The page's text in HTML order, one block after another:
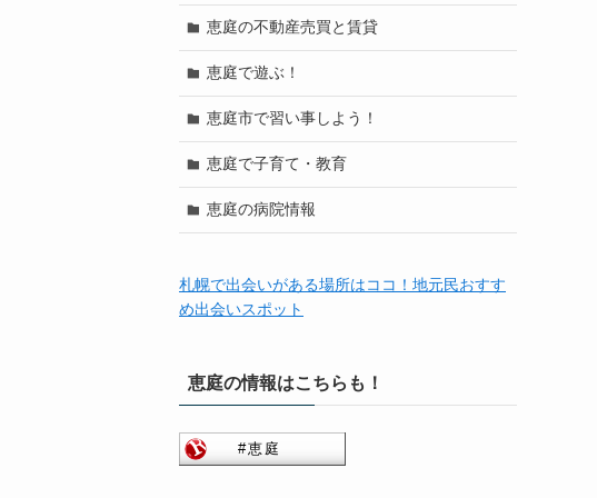
恵庭の不動産売買と賃貸
恵庭で遊ぶ！
恵庭市で習い事しよう！
恵庭で子育て・教育
恵庭の病院情報
札幌で出会いがある場所はココ！地元民おすす
め出会いスポット
恵庭の情報はこちらも！